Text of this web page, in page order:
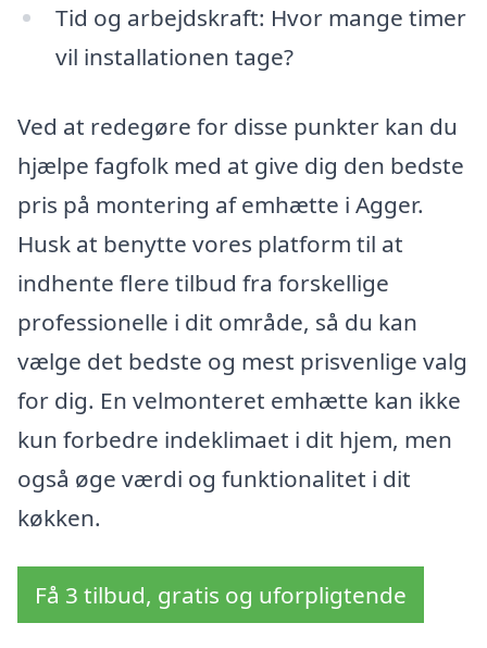
Tid og arbejdskraft: Hvor mange timer
vil installationen tage?
Ved at redegøre for disse punkter kan du
hjælpe fagfolk med at give dig den bedste
pris på montering af emhætte i Agger.
Husk at benytte vores platform til at
indhente flere tilbud fra forskellige
professionelle i dit område, så du kan
vælge det bedste og mest prisvenlige valg
for dig. En velmonteret emhætte kan ikke
kun forbedre indeklimaet i dit hjem, men
også øge værdi og funktionalitet i dit
køkken.
Få 3 tilbud, gratis og uforpligtende